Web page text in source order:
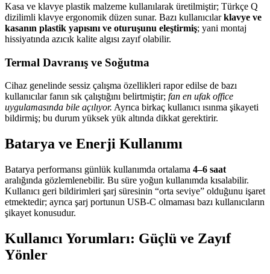
Kasa ve klavye plastik malzeme kullanılarak üretilmiştir; Türkçe Q
dizilimli klavye ergonomik düzen sunar. Bazı kullanıcılarklavye ve
kasanın plastik yapısını ve oturuşunu eleştirmiş; yani montaj
hissiyatında azıcık kalite algısı zayıf olabilir.
Termal Davranış ve Soğutma
Cihaz genelinde sessiz çalışma özellikleri rapor edilse de bazı
kullanıcılar fanın sık çalıştığını belirtmiştir; fan en ufak office
uygulamasında bile açılıyor. Ayrıca birkaç kullanıcı ısınma şikayeti
bildirmiş; bu durum yüksek yük altında dikkat gerektirir.
Batarya ve Enerji Kullanımı
Batarya performansı günlük kullanımda ortalama 4–6 saat
aralığında gözlemlenebilir. Bu süre yoğun kullanımda kısalabilir.
Kullanıcı geri bildirimleri şarj süresinin “orta seviye” olduğunu işaret
etmektedir; ayrıca şarj portunun USB‑C olmaması bazı kullanıcıların
şikayet konusudur.
Kullanıcı Yorumları: Güçlü ve Zayıf
Yönler